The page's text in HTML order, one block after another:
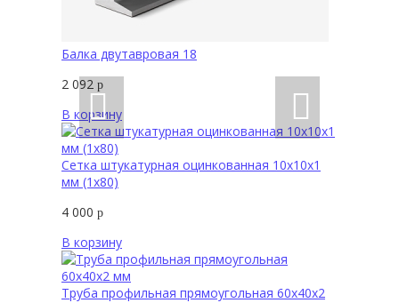
Балка двутавровая 18
2 092 р
В корзину
Сетка штукатурная оцинкованная 10x10х1
мм (1х80)
4 000 р
В корзину
Труба профильная прямоугольная 60х40х2